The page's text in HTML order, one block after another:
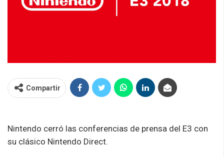
Compartir
Nintendo cerró las conferencias de prensa del E3 con
su clásico Nintendo Direct.